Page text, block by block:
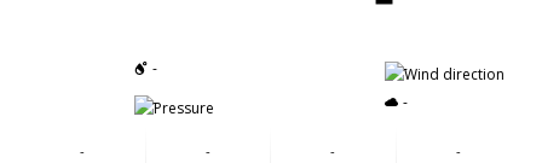
-
-
-
-
-
-
-
-